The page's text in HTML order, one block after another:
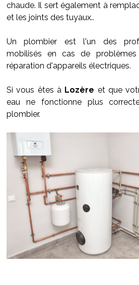
chaude. Il sert également à
et les joints des tuyaux..
Un plombier est l'un des
mobilisés en cas de
réparation d'appareils électriques.
Si vous êtes à Lozère et que
eau ne fonctionne plus
plombier.